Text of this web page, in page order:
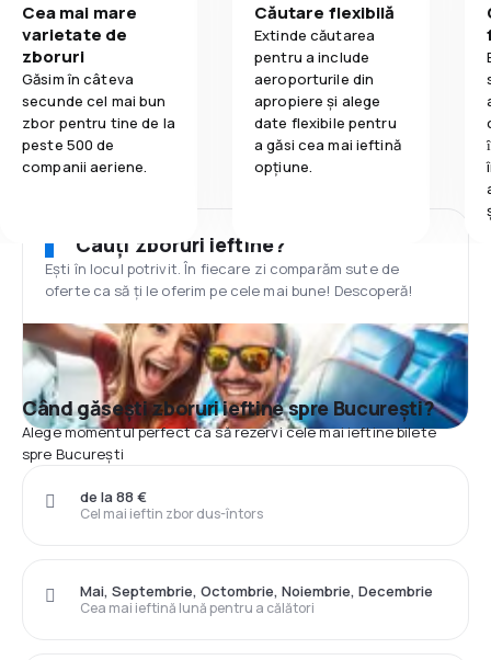
Cea mai mare
varietate de
zboruri
Găsim în câteva
secunde cel mai bun
zbor pentru tine de la
peste 500 de
companii aeriene.
Căutare flexibilă
Extinde căutarea
pentru a include
aeroporturile din
apropiere și alege
date flexibile pentru
a găsi cea mai ieftină
opțiune.
Cauți zboruri ieftine?
Ești în locul potrivit. În fiecare zi comparăm sute de
oferte ca să ți le oferim pe cele mai bune! Descoperă!
Când găsești zboruri ieftine spre București?
Alege momentul perfect ca să rezervi cele mai ieftine bilete
spre București
Cel mai ieftin zbor dus-întors
de la 88 €
Cea mai ieftină lună pentru a călători
Mai, Septembrie, Octombrie, Noiembrie, Decembrie